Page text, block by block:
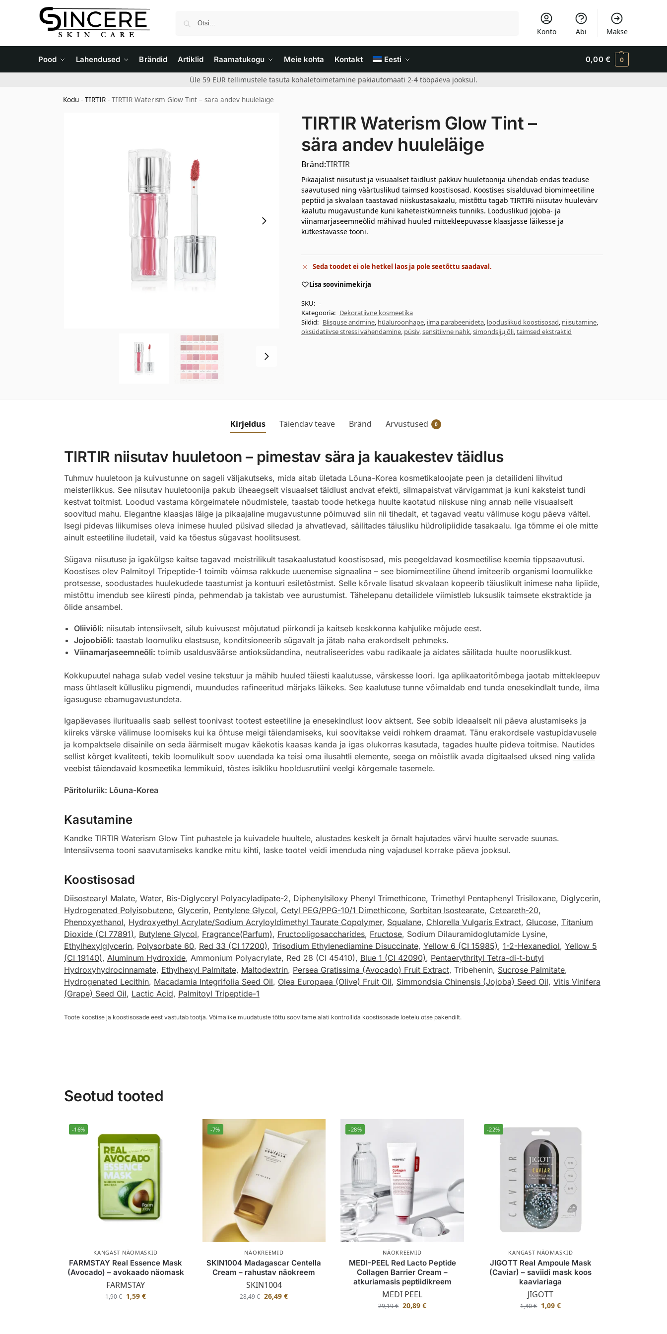
Konto Abi Makse
Pood Lahendused Brändid Artiklid Raamatukogu Meie kohta Kontakt Eesti 0,00 € 0
Üle 59 EUR tellimustele tasuta kohaletoimetamine pakiautomaati 2-4 tööpäeva jooksul.
Kodu -TIRTIR -TIRTIR Waterism Glow Tint – sära andev huuleläige
TIRTIR Waterism Glow Tint –
sära andev huuleläige
Bränd:TIRTIR
Pikaajalist niisutust ja visuaalset täidlust pakkuv huuletoonija ühendab endas teaduse
saavutused ning väärtuslikud taimsed koostisosad. Koostises sisalduvad biomimeetiline
peptiid ja skvalaan taastavad niiskustasakaalu, mistõttu tagab TIRTIRi niisutav huulevärv
kaalutu mugavustunde kuni kaheteistkümneks tunniks. Looduslikud jojoba- ja
viinamarjaseemneõlid mähivad huuled mittekleepuvasse klaasjasse läikesse ja
kütkestavasse tooni.
Seda toodet ei ole hetkel laos ja pole seetõttu saadaval.
Lisa soovinimekirja
SKU: -
Kategooria: Dekoratiivne kosmeetika
Sildid: Blisguse andmine, hüaluroonhape, ilma parabeenideta, looduslikud koostisosad, niisutamine,
oksüdatiivse stressi vähendamine, püsiv,sensitiivne nahk,simondsijų õli,taimsed ekstraktid
Kirjeldus Täiendav teave Bränd Arvustused 0
TIRTIR niisutav huuletoon – pimestav sära ja kauakestev täidlus
Tuhmuv huuletoon ja kuivustunne on sageli väljakutseks, mida aitab ületada Lõuna-Korea kosmetikaloojate peen ja detailideni lihvitud
meisterlikkus. See niisutav huuletoonija pakub üheaegselt visuaalset täidlust andvat efekti, silmapaistvat värvigammat ja kuni kaksteist tundi
kestvat toitmist. Loodud vastama kõrgeimatele nõudmistele, taastab toode hetkega huulte kaotatud niiskuse ning annab neile visuaalselt
soovitud mahu. Elegantne klaasjas läige ja pikaajaline mugavustunne põimuvad siin nii tihedalt, et tagavad veatu välimuse kogu päeva vältel.
Isegi pidevas liikumises oleva inimese huuled püsivad siledad ja ahvatlevad, säilitades täiusliku hüdrolipiidide tasakaalu. Iga tõmme ei ole mitte
ainult esteetiline iludetail, vaid ka tõestus sügavast hoolitsusest.
Sügava niisutuse ja igakülgse kaitse tagavad meistrilikult tasakaalustatud koostisosad, mis peegeldavad kosmeetilise keemia tippsaavutusi.
Koostises olev Palmitoyl Tripeptide-1 toimib võimsa rakkude uuenemise signaalina – see biomimeetiline ühend imiteerib organismi loomulikke
protsesse, soodustades huulekudede taastumist ja kontuuri esiletõstmist. Selle kõrvale lisatud skvalaan kopeerib täiuslikult inimese naha lipiide,
mistõttu imendub see kiiresti pinda, pehmendab ja takistab vee aurustumist. Tähelepanu detailidele viimistleb luksuslik taimsete ekstraktide ja
õlide ansambel.
Oliiviõli: niisutab intensiivselt, silub kuivusest mõjutatud piirkondi ja kaitseb keskkonna kahjulike mõjude eest.
Jojoobiõli: taastab loomuliku elastsuse, konditsioneerib sügavalt ja jätab naha erakordselt pehmeks.
Viinamarjaseemneõli: toimib usaldusväärse antioksüdandina, neutraliseerides vabu radikaale ja aidates säilitada huulte nooruslikkust.
Kokkupuutel nahaga sulab vedel vesine tekstuur ja mähib huuled täiesti kaalutusse, värskesse loori. Iga aplikaatoritõmbega jaotab mittekleepuv
mass ühtlaselt küllusliku pigmendi, muundudes rafineeritud märjaks läikeks. See kaalutuse tunne võimaldab end tunda enesekindlalt tunde, ilma
igasuguse ebamugavustundeta.
Igapäevases ilurituaalis saab sellest toonivast tootest esteetiline ja enesekindlust loov aktsent. See sobib ideaalselt nii päeva alustamiseks ja
kiireks värske välimuse loomiseks kui ka õhtuse meigi täiendamiseks, kui soovitakse veidi rohkem draamat. Tänu erakordsele vastupidavusele
ja kompaktsele disainile on seda äärmiselt mugav käekotis kaasas kanda ja igas olukorras kasutada, tagades huulte pideva toitmise. Nautides
sellist kõrget kvaliteeti, tekib loomulikult soov uuendada ka teisi oma ilusahtli elemente, seega on mõistlik avada digitaalsed uksed ning valida
veebist täiendavaid kosmeetika lemmikuid, tõstes isikliku hooldusrutiini veelgi kõrgemale tasemele.
Päritoluriik: Lõuna-Korea
Kasutamine
Kandke TIRTIR Waterism Glow Tint puhastele ja kuivadele huultele, alustades keskelt ja õrnalt hajutades värvi huulte servade suunas.
Intensiivsema tooni saavutamiseks kandke mitu kihti, laske tootel veidi imenduda ning vajadusel korrake päeva jooksul.
Koostisosad
Diisostearyl Malate, Water, Bis-Diglyceryl Polyacyladipate-2, Diphenylsiloxy Phenyl Trimethicone, Trimethyl Pentaphenyl Trisiloxane, Diglycerin,
Hydrogenated Polyisobutene, Glycerin, Pentylene Glycol, Cetyl PEG/PPG-10/1 Dimethicone, Sorbitan Isostearate, Ceteareth-20,
Phenoxyethanol, Hydroxyethyl Acrylate/Sodium Acryloyldimethyl Taurate Copolymer, Squalane, Chlorella Vulgaris Extract, Glucose, Titanium
Dioxide (CI 77891), Butylene Glycol, Fragrance(Parfum), Fructooligosaccharides, Fructose, Sodium Dilauramidoglutamide Lysine,
Ethylhexylglycerin, Polysorbate 60, Red 33 (CI 17200), Trisodium Ethylenediamine Disuccinate, Yellow 6 (CI 15985), 1-2-Hexanediol, Yellow 5
(CI 19140), Aluminum Hydroxide, Ammonium Polyacrylate, Red 28 (CI 45410), Blue 1 (CI 42090), Pentaerythrityl Tetra-di-t-butyl
Hydroxyhydrocinnamate, Ethylhexyl Palmitate, Maltodextrin, Persea Gratissima (Avocado) Fruit Extract, Tribehenin, Sucrose Palmitate,
Hydrogenated Lecithin, Macadamia Integrifolia Seed Oil, Olea Europaea (Olive) Fruit Oil, Simmondsia Chinensis (Jojoba) Seed Oil, Vitis Vinifera
(Grape) Seed Oil, Lactic Acid, Palmitoyl Tripeptide-1
Toote koostise ja koostisosade eest vastutab tootja. Võimalike muudatuste tõttu soovitame alati kontrollida koostisosade loetelu otse pakendilt.
Seotud tooted
-16%
KANGAST NÄOMASKID
FARMSTAY Real Essence Mask
(Avocado) – avokaado näomask
FARMSTAY
1,90€ 1,59€
-7%
NÄOKREEMID
SKIN1004 Madagascar Centella
Cream – rahustav näokreem
SKIN1004
28,49€ 26,49€
-28%
NÄOKREEMID
MEDI-PEEL Red Lacto Peptide
Collagen Barrier Cream –
atkuriamasis peptiidikreem
MEDI PEEL
29,19€ 20,89€
-22%
KANGAST NÄOMASKID
JIGOTT Real Ampoule Mask
(Caviar) – saviidi mask koos
kaaviariaga
JIGOTT
1,40€ 1,09€